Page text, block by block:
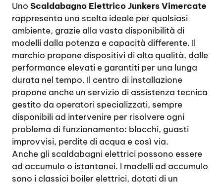
Uno Scaldabagno Elettrico Junkers Vimercate
rappresenta una scelta ideale per qualsiasi
ambiente, grazie alla vasta disponibilità di
modelli dalla potenza e capacità differente. Il
marchio propone dispositivi di alta qualità, dalle
performance elevati e garantiti per una lunga
durata nel tempo. Il centro di installazione
propone anche un servizio di assistenza tecnica
gestito da operatori specializzati, sempre
disponibili ad intervenire per risolvere ogni
problema di funzionamento: blocchi, guasti
improvvisi, perdite di acqua e così via.
Anche gli scaldabagni elettrici possono essere
ad accumulo o istantanei. I modelli ad accumulo
sono i classici boiler elettrici, dotati di un